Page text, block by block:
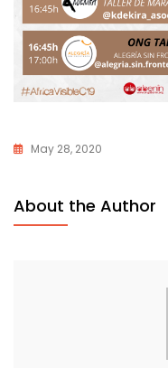
May 28, 2020
About the Author